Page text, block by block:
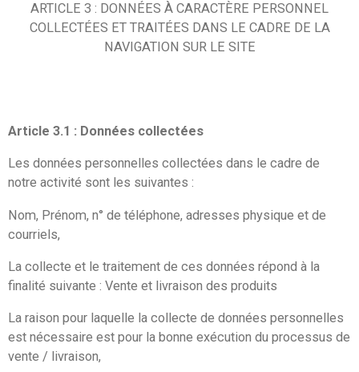
ARTICLE 3 : DONNÉES À CARACTÈRE PERSONNEL
COLLECTÉES ET TRAITÉES DANS LE CADRE DE LA
NAVIGATION SUR LE SITE
Article 3.1 : Données collectées
Les données personnelles collectées dans le cadre de
notre activité sont les suivantes :
Nom, Prénom, n° de téléphone, adresses physique et de
courriels,
La collecte et le traitement de ces données répond à la
finalité suivante : Vente et livraison des produits
La raison pour laquelle la collecte de données personnelles
est nécessaire est pour la bonne exécution du processus de
vente / livraison,